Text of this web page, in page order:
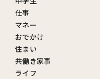
仕事
マネー
おでかけ
住まい
共働き家事
ライフ